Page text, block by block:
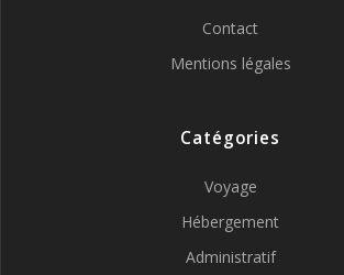
Contact
Mentions légales
Catégories
Voyage
Hébergement
Administratif